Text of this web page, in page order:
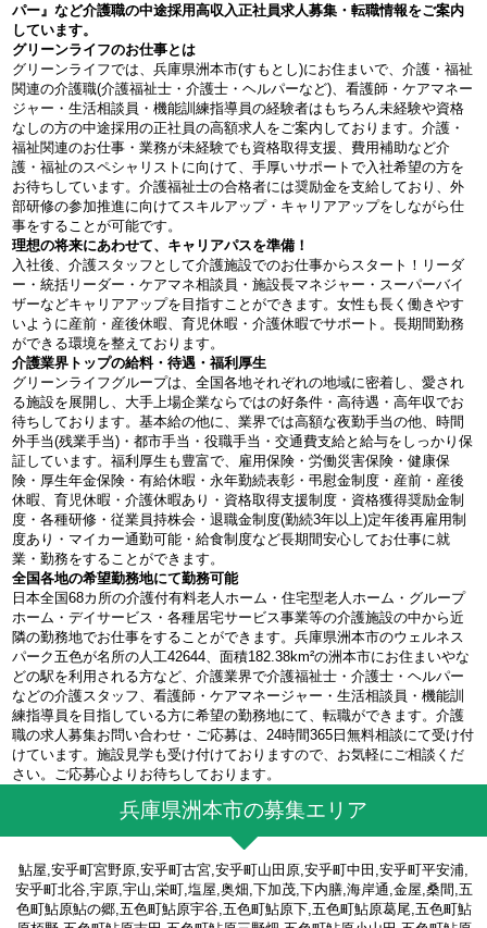
パー』など介護職の中途採用高収入正社員求人募集・転職情報をご案内
しています。
グリーンライフのお仕事とは
グリーンライフでは、兵庫県洲本市(すもとし)にお住まいで、介護・福祉
関連の介護職(介護福祉士・介護士・ヘルパーなど)、看護師・ケアマネー
ジャー・生活相談員・機能訓練指導員の経験者はもちろん未経験や資格
なしの方の中途採用の正社員の高額求人をご案内しております。介護・
福祉関連のお仕事・業務が未経験でも資格取得支援、費用補助など介
護・福祉のスペシャリストに向けて、手厚いサポートで入社希望の方を
お待ちしています。介護福祉士の合格者には奨励金を支給しており、外
部研修の参加推進に向けてスキルアップ・キャリアアップをしながら仕
事をすることが可能です。
理想の将来にあわせて、キャリアパスを準備！
入社後、介護スタッフとして介護施設でのお仕事からスタート！リーダ
ー・統括リーダー・ケアマネ相談員・施設長マネジャー・スーパーバイ
ザーなどキャリアアップを目指すことができます。女性も長く働きやす
いように産前・産後休暇、育児休暇・介護休暇でサポート。長期間勤務
ができる環境を整えております。
介護業界トップの給料・待遇・福利厚生
グリーンライフグループは、全国各地それぞれの地域に密着し、愛され
る施設を展開し、大手上場企業ならではの好条件・高待遇・高年収でお
待ちしております。基本給の他に、業界では高額な夜勤手当の他、時間
外手当(残業手当)・都市手当・役職手当・交通費支給と給与をしっかり保
証しています。福利厚生も豊富で、雇用保険・労働災害保険・健康保
険・厚生年金保険・有給休暇・永年勤続表彰・弔慰金制度・産前・産後
休暇、育児休暇・介護休暇あり・資格取得支援制度・資格獲得奨励金制
度・各種研修・従業員持株会・退職金制度(勤続3年以上)定年後再雇用制
度あり・マイカー通勤可能・給食制度など長期間安心してお仕事に就
業・勤務をすることができます。
全国各地の希望勤務地にて勤務可能
日本全国68カ所の介護付有料老人ホーム・住宅型老人ホーム・グループ
ホーム・デイサービス・各種居宅サービス事業等の介護施設の中から近
隣の勤務地でお仕事をすることができます。兵庫県洲本市のウェルネス
パーク五色が名所の人工42644、面積182.38km²の洲本市にお住まいやな
どの駅を利用される方など、介護業界で介護福祉士・介護士・ヘルパー
などの介護スタッフ、看護師・ケアマネージャー・生活相談員・機能訓
練指導員を目指している方に希望の勤務地にて、転職ができます。介護
職の求人募集お問い合わせ・ご応募は、24時間365日無料相談にて受け付
けています。施設見学も受け付けておりますので、お気軽にご相談くだ
さい。ご応募心よりお待ちしております。
兵庫県洲本市の募集エリア
鮎屋,安乎町宮野原,安乎町古宮,安乎町山田原,安乎町中田,安乎町平安浦,
安乎町北谷,宇原,宇山,栄町,塩屋,奥畑,下加茂,下内膳,海岸通,金屋,桑間,五
色町鮎原鮎の郷,五色町鮎原宇谷,五色町鮎原下,五色町鮎原葛尾,五色町鮎